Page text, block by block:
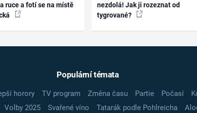
ruce a fotí se na místě
nezdolá! Jak ji rozeznat od
tygrované?
Populární témata
horory TV program Změna času Partie Počasí
Volby 2025 Svařené víno Tatarák podle Pohlreicha